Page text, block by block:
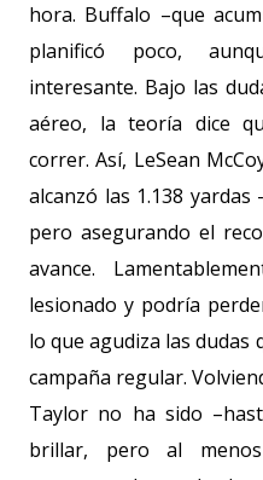
hora. Buffalo –que
planificó poco,
interesante. Bajo las
aéreo, la teoría dice
correr. Así, LeSean
alcanzó las 1.138 yardas
pero asegurando el
avance.
lesionado y podría
lo que agudiza las dudas
campaña regular.
Taylor no ha sido
brillar, pero al